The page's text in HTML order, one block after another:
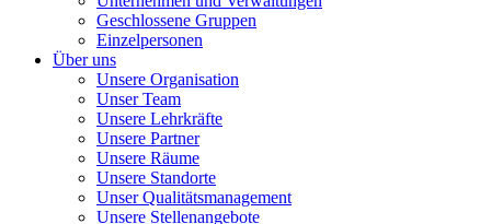
Geschlossene Gruppen
Einzelpersonen
Über uns
Unsere Organisation
Unser Team
Unsere Lehrkräfte
Unsere Partner
Unsere Räume
Unsere Standorte
Unser Qualitätsmanagement
Unsere Stellenangebote